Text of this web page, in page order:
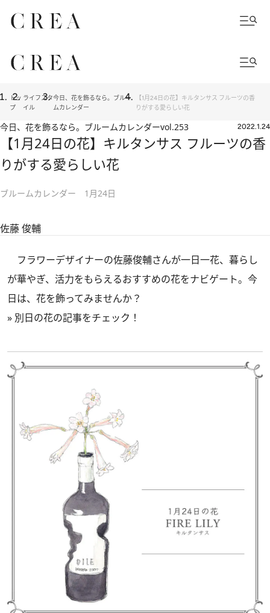
トッ
プ
ライフスタ
イル
今日、花を飾るなら。ブルー
ムカレンダー
【1月24日の花】キルタンサス フルーツの香
りがする愛らしい花
今日、花を飾るなら。ブルームカレンダーvol.253 2022.1.24
【1月24日の花】キルタンサス フルーツの香
りがする愛らしい花
ブルームカレンダー 1月24日
佐藤 俊輔
フラワーデザイナーの佐藤俊輔さんが一日一花、暮らし
が華やぎ、活力をもらえるおすすめの花をナビゲート。今
日は、花を飾ってみませんか？
» 別日の花の記事をチェック！